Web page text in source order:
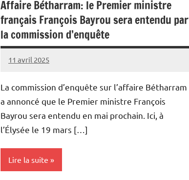
Affaire Bétharram: le Premier ministre
français François Bayrou sera entendu par
la commission d’enquête
11 avril 2025
Admins
La commission d’enquête sur l’affaire Bétharram
a annoncé que le Premier ministre François
Bayrou sera entendu en mai prochain. Ici, à
l’Élysée le 19 mars […]
Lire la suite